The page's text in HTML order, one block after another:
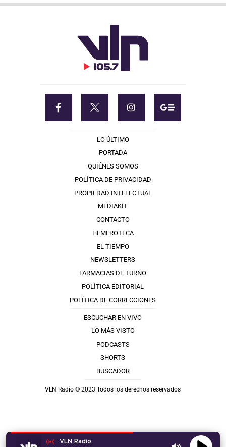
VLN Radio
LO ÚLTIMO
PORTADA
QUIÉNES SOMOS
POLÍTICA DE PRIVACIDAD
PROPIEDAD INTELECTUAL
MEDIAKIT
CONTACTO
HEMEROTECA
EL TIEMPO
NEWSLETTERS
FARMACIAS DE TURNO
POLÍTICA EDITORIAL
POLÍTICA DE CORRECCIONES
ESCUCHAR EN VIVO
LO MÁS VISTO
PODCASTS
SHORTS
BUSCADOR
VLN Radio © 2023 Todos los derechos reservados